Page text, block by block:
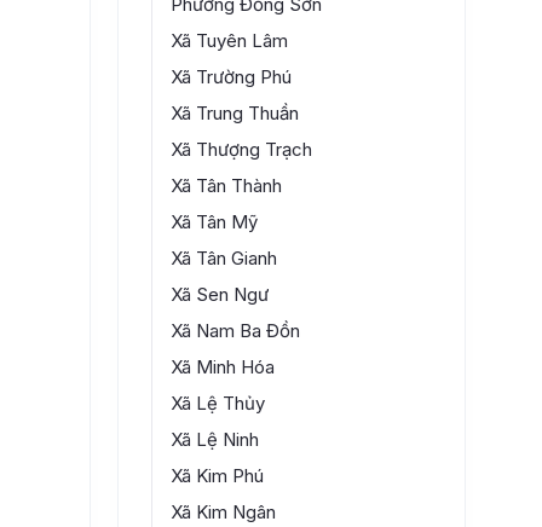
Sở Dân tộc và Tôn giáo
Quảng Trị
Trường Cao đẳng Kỹ thuật
Quảng Trị
Ban Quản lý vườn Quốc gia
Phong Nha - Kẻ Bàng
Quỹ Phát triển đất tỉnh Quảng
nhập và nguồn nhân lực tỉnh
Quảng Trị
Trung tâm Xúc tiến đầu tư,
Thương mại và Du lịch tỉnh
Xã Tuyên Lâm
Xã Trường Phú
Xã Trung Thuần
Xã Thượng Trạch
Xã Tân Thành
Xã Tân Mỹ
Xã Tân Gianh
Xã Sen Ngư
Xã Nam Ba Đồn
Xã Minh Hóa
Xã Lệ Thủy
Xã Lệ Ninh
Xã Kim Phú
Xã Kim Ngân